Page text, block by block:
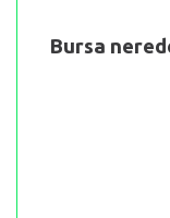
ALKOL
Bursa